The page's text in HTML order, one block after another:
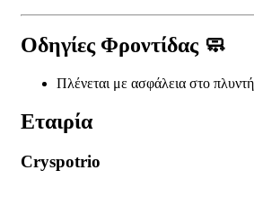
Οδηγίες Φροντίδας 🧼
Πλένεται με ασφάλεια στο
Εταιρία
Cryspotrio